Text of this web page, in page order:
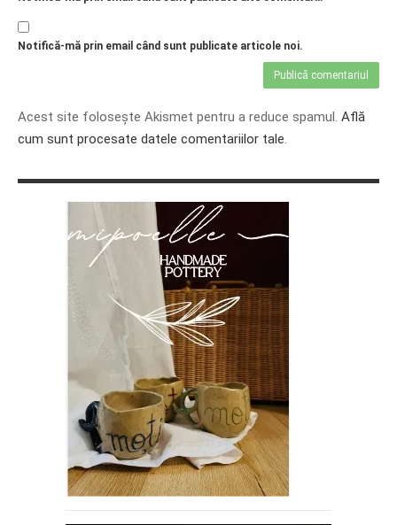
Notifică-mă prin email când sunt publicate articole noi.
Acest site folosește Akismet pentru a reduce spamul. Află
cum sunt procesate datele comentariilor tale.